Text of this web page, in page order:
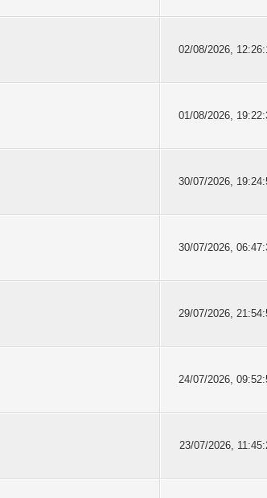
02/08/2026,
01/08/2026,
30/07/2026,
30/07/2026,
29/07/2026,
24/07/2026,
23/07/2026,